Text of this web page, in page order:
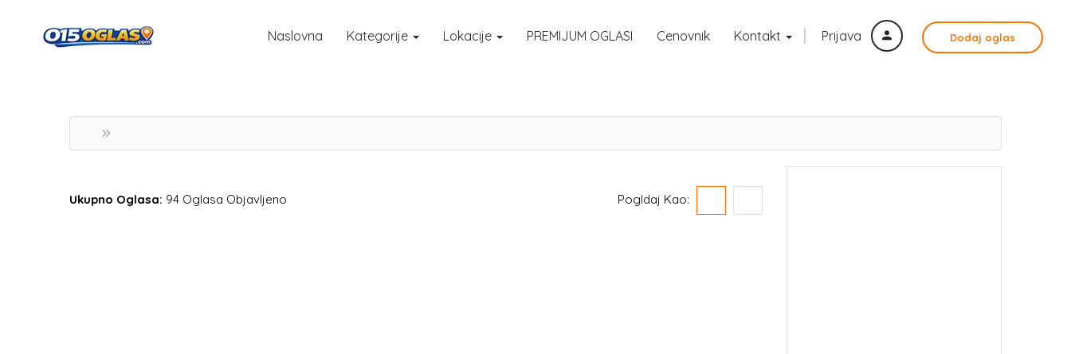
Prijava Dodaj oglas
Naslovna Kategorije Lokacije PREMIJUM OGLASI Cenovnik Kontakt
Ukupno Oglasa: 94 Oglasa Objavljeno Pogldaj Kao: